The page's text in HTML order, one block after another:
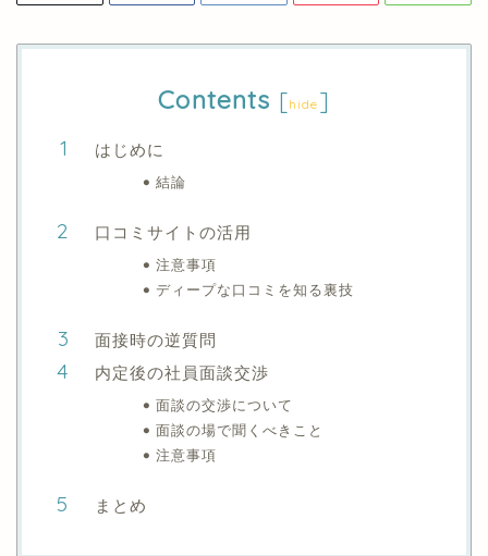
Contents [hide ]
はじめに
結論
口コミサイトの活用
注意事項
ディープな口コミを知る裏技
面接時の逆質問
内定後の社員面談交渉
面談の交渉について
面談の場で聞くべきこと
注意事項
まとめ